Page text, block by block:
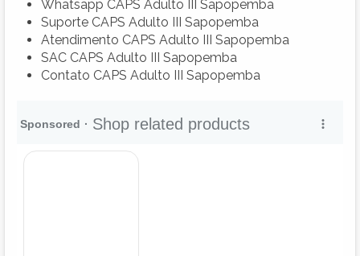
Whatsapp CAPS Adulto III Sapopemba
Suporte CAPS Adulto III Sapopemba
Atendimento CAPS Adulto III Sapopemba
SAC CAPS Adulto III Sapopemba
Contato CAPS Adulto III Sapopemba